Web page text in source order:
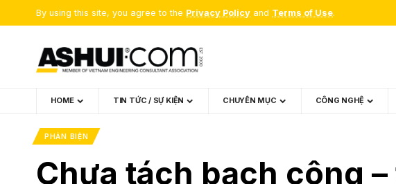
By using this site, you agree to the Privacy Policy and Terms of Use.
HOME TIN TỨC / SỰ KIỆN CHUYÊN MỤC CÔNG NGHỆ
PHẢN BIỆN
Chưa tách bạch công